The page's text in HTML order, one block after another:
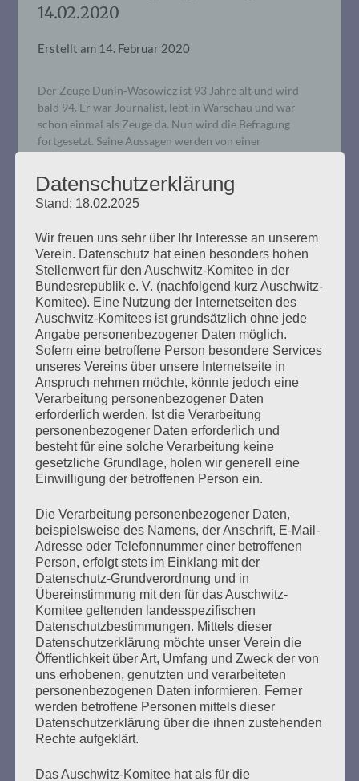
14.02.2020
Erstellt am 14. Februar 2020
Der Zeuge Dunin-Wasowicz ist 93 Jahre alt und wird
bald 94. Er war Journalist, lebt in Warschau und war
schon einmal als Zeuge da. Nun wird die Befragung
fortgesetzt. Seine Aussagen werden von einer
Verteidiger Waterkamp kündigte Fragen an („Nichts
Schlimmes, keine Angst“). Er fragte nach dem „Netzwerk“,
welches…
mehr ...
18. Verhandlungstag, Mittwoch,
05.02.2020
Erstellt am 5. Februar 2020
Der französische Überlebende Henri Zajdenwerger, 92
Jahre alt, wohnhaft in Paris, sagt als Zeuge aus. Seine
Aussage wird von einer Dolmetscherin übersetzt. Henri
in das KZ Kaunas und weiter in ein Gefängnis nach Tallin
verschleppt. Von dort kam er per Schiff nach Danzig und
Ende August 1944…
mehr ...
Seitennummerierung
der
Beiträge
Zurück 25 Weiter
Datenschutzerklärung
Stand: 18.02.2025
Wir freuen uns sehr über Ihr Interesse an unserem
Verein. Datenschutz hat einen besonders hohen
Stellenwert für den Auschwitz-Komitee in der
Bundesrepublik e. V. (nachfolgend kurz Auschwitz-
Komitee). Eine Nutzung der Internetseiten des
Auschwitz-Komitees ist grundsätzlich ohne jede
Angabe personenbezogener Daten möglich.
Sofern eine betroffene Person besondere Services
unseres Vereins über unsere Internetseite in
Anspruch nehmen möchte, könnte jedoch eine
Verarbeitung personenbezogener Daten
erforderlich werden. Ist die Verarbeitung
personenbezogener Daten erforderlich und
besteht für eine solche Verarbeitung keine
gesetzliche Grundlage, holen wir generell eine
Einwilligung der betroffenen Person ein.
Die Verarbeitung personenbezogener Daten,
beispielsweise des Namens, der Anschrift, E-Mail-
Adresse oder Telefonnummer einer betroffenen
Person, erfolgt stets im Einklang mit der
Datenschutz-Grundverordnung und in
Übereinstimmung mit den für das Auschwitz-
Komitee geltenden landesspezifischen
Datenschutzbestimmungen. Mittels dieser
Datenschutzerklärung möchte unser Verein die
Öffentlichkeit über Art, Umfang und Zweck der von
uns erhobenen, genutzten und verarbeiteten
personenbezogenen Daten informieren. Ferner
werden betroffene Personen mittels dieser
Datenschutzerklärung über die ihnen zustehenden
Rechte aufgeklärt.
Das Auschwitz-Komitee hat als für die